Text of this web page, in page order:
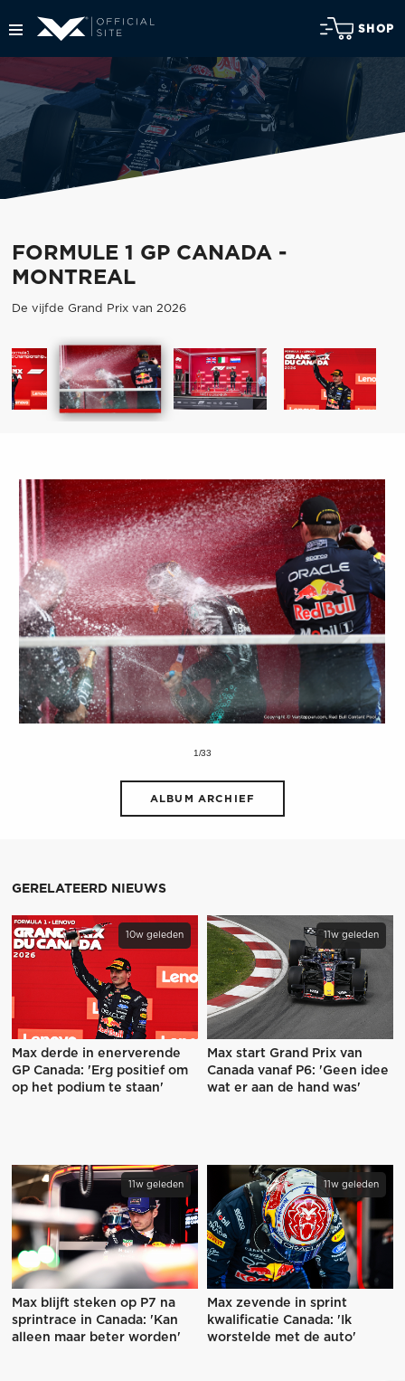
SHOP
FORMULE 1 GP CANADA -
MONTREAL
De vijfde Grand Prix van 2026
1/33
ALBUM ARCHIEF
GERELATEERD NIEUWS
10w geleden
Max derde in enerverende
GP Canada: 'Erg positief om
op het podium te staan'
11w geleden
Max start Grand Prix van
Canada vanaf P6: 'Geen idee
wat er aan de hand was'
11w geleden
Max blijft steken op P7 na
sprintrace in Canada: 'Kan
alleen maar beter worden'
11w geleden
Max zevende in sprint
kwalificatie Canada: 'Ik
worstelde met de auto'